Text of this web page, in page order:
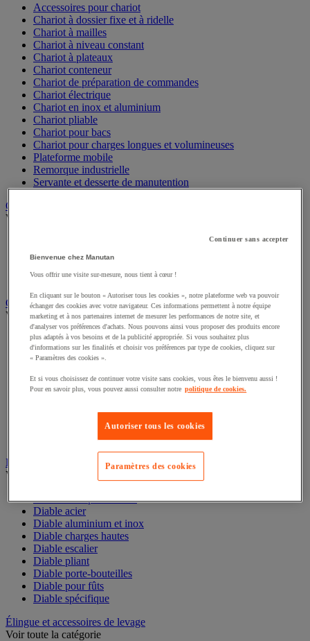
Accessoires pour chariot
Chariot à dossier fixe et à ridelle
Chariot à mailles
Chariot à niveau constant
Chariot à plateaux
Chariot conteneur
Chariot de préparation de commandes
Chariot électrique
Chariot en inox et aluminium
Chariot pliable
Chariot pour bacs
Chariot pour charges longues et volumineuses
Plateforme mobile
Remorque industrielle
Servante et desserte de manutention
Chauffage, rafraîchisseur et déshumidificateur
Voir toute la catégorie
Chauffage au gaz
Rafraîchisseur et déshumidificateur
Convoyeur
Voir toute la catégorie
Accessoires pour convoyeur
Bille de manutention
Convoyeur à rouleaux
Convoyeur extensible et mobile
Convoyeur motorisé à bande
Rail et barrette de manutention
Rouleau de manutention et galet pour convoyeur
Diable
Voir toute la catégorie
Accessoires pour diable
Diable acier
Diable aluminium et inox
Diable charges hautes
Diable escalier
Diable pliant
Diable porte-bouteilles
Diable pour fûts
Diable spécifique
Élingue et accessoires de levage
Voir toute la catégorie
Continuer sans accepter
Bienvenue chez Manutan
Vous offrir une visite sur-mesure, nous tient à cœur !
En cliquant sur le bouton « Autoriser tous les cookies », notre plateforme web va pouvoir
échanger des cookies avec votre navigateur. Ces informations permettent à notre équipe
marketing et à nos partenaires internet de mesurer les performances de notre site, et
d'analyser vos préférences d'achats. Nous pouvons ainsi vous proposer des produits encore
plus adaptés à vos besoins et de la publicité appropriée. Si vous souhaitez plus
d'informations sur les finalités et choisir vos préférences par type de cookies, cliquez sur
« Paramètres des cookies ».
Et si vous choisissez de continuer votre visite sans cookies, vous êtes le bienvenu aussi !
Pour en savoir plus, vous pouvez aussi consulter notre politique de cookies.
Autoriser tous les cookies
Paramètres des cookies